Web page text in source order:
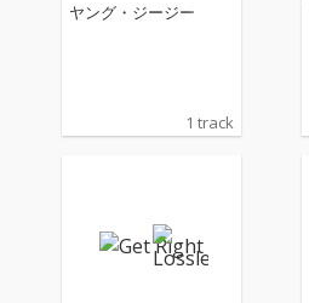
ヤング・ジージー
1 track